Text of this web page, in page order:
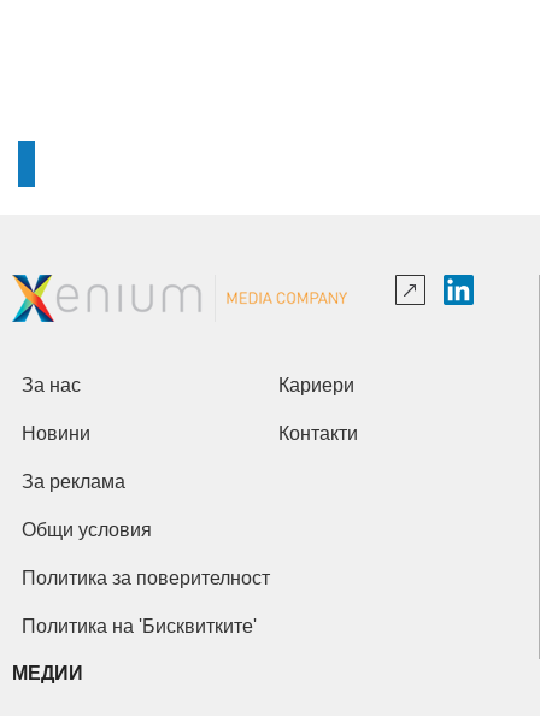
За нас Кариери
Новини Контакти
За реклама
Общи условия
Политика за поверителност
Политика на 'Бисквитките'
МЕДИИ